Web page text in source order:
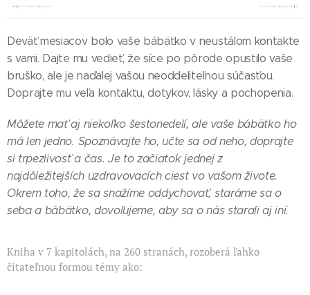
Deväť mesiacov bolo vaše bábätko v neustálom kontakte
s vami. Dajte mu vedieť, že síce po pôrode opustilo vaše
bruško, ale je naďalej vašou neoddeliteľnou súčasťou.
Doprajte mu veľa kontaktu, dotykov, lásky a pochopenia.
Môžete mať aj niekoľko šestonedelí, ale vaše bábätko ho
má len jedno. Spoznávajte ho, učte sa od neho, doprajte
si trpezlivosť a čas. Je to začiatok jednej z
najdôležitejších uzdravovacích ciest vo vašom živote.
Okrem toho, že sa snažíme oddychovať, staráme sa o
seba a bábätko, dovoľujeme, aby sa o nás starali aj iní.
Kniha v 7 kapitolách, na 260 stranách, rozoberá ľahko
čitateľnou formou témy ako: